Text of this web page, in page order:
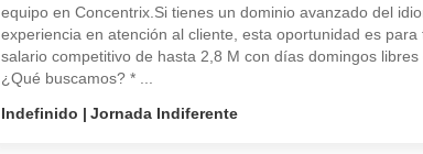
equipo en Concentrix.Si tienes un dominio avanzado del
experiencia en atención al cliente, esta oportunidad es para
salario competitivo de hasta 2,8 M con días domingos libres
¿Qué buscamos? * ...
Indefinido
Jornada Indiferente